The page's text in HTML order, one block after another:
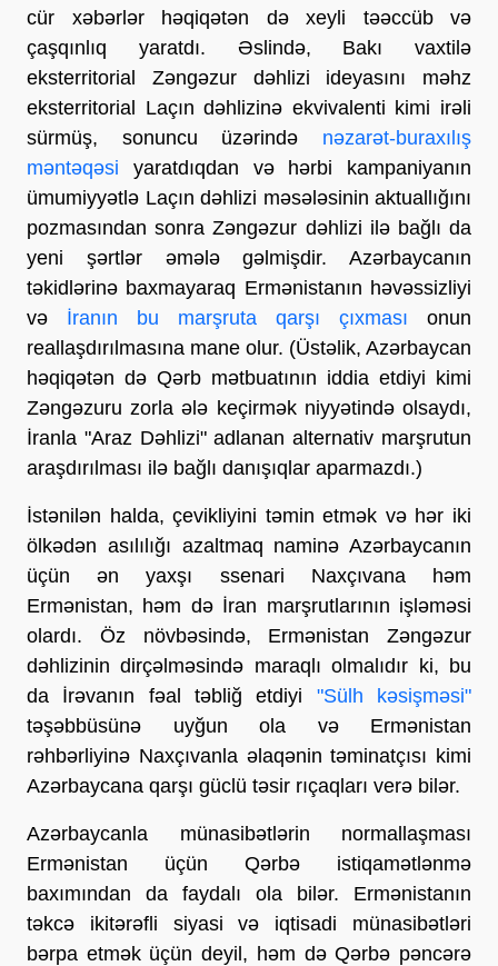
cür xəbərlər həqiqətən də xeyli təəccüb və
çaşqınlıq yaratdı. Əslində, Bakı vaxtilə
eksterritorial Zəngəzur dəhlizi ideyasını məhz
eksterritorial Laçın dəhlizinə ekvivalenti kimi irəli
sürmüş, sonuncu üzərində nəzarət-buraxılış
məntəqəsi yaratdıqdan və hərbi kampaniyanın
ümumiyyətlə Laçın dəhlizi məsələsinin aktuallığını
pozmasından sonra Zəngəzur dəhlizi ilə bağlı da
yeni şərtlər əmələ gəlmişdir. Azərbaycanın
təkidlərinə baxmayaraq Ermənistanın həvəssizliyi
və İranın bu marşruta qarşı çıxması onun
reallaşdırılmasına mane olur. (Üstəlik, Azərbaycan
həqiqətən də Qərb mətbuatının iddia etdiyi kimi
Zəngəzuru zorla ələ keçirmək niyyətində olsaydı,
İranla "Araz Dəhlizi" adlanan alternativ marşrutun
araşdırılması ilə bağlı danışıqlar aparmazdı.)
İstənilən halda, çevikliyini təmin etmək və hər iki
ölkədən asılılığı azaltmaq naminə Azərbaycanın
üçün ən yaxşı ssenari Naxçıvana həm
Ermənistan, həm də İran marşrutlarının işləməsi
olardı. Öz növbəsində, Ermənistan Zəngəzur
dəhlizinin dirçəlməsində maraqlı olmalıdır ki, bu
da İrəvanın fəal təbliğ etdiyi "Sülh kəsişməsi"
təşəbbüsünə uyğun ola və Ermənistan
rəhbərliyinə Naxçıvanla əlaqənin təminatçısı kimi
Azərbaycana qarşı güclü təsir rıçaqları verə bilər.
Azərbaycanla münasibətlərin normallaşması
Ermənistan üçün Qərbə istiqamətlənmə
baxımından da faydalı ola bilər. Ermənistanın
təkcə ikitərəfli siyasi və iqtisadi münasibətləri
bərpa etmək üçün deyil, həm də Qərbə pəncərə